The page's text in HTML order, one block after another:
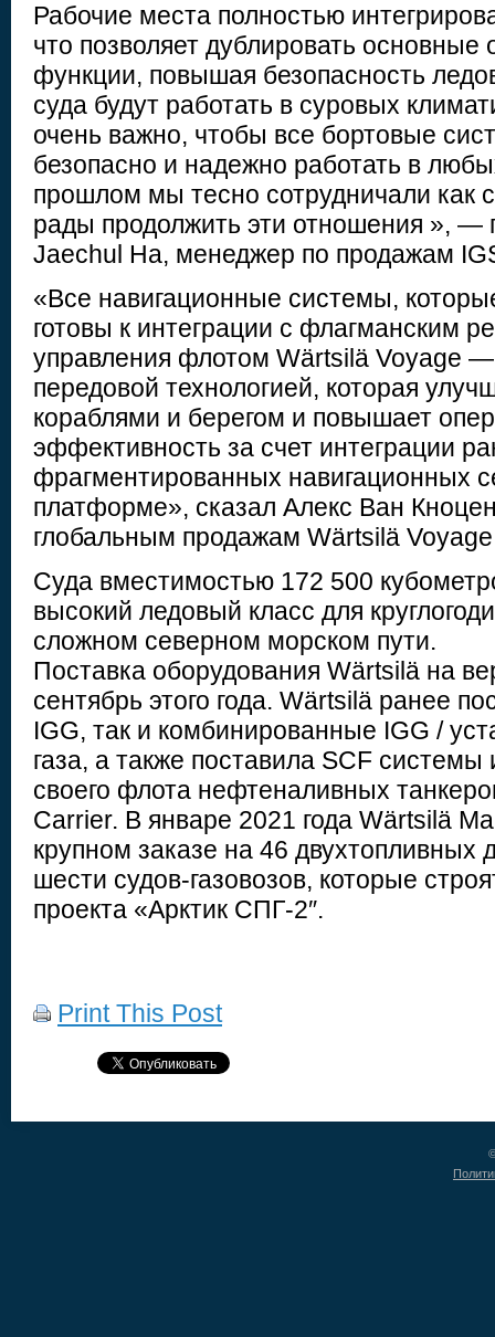
Рабочие места полностью
что позволяет дублировать
функции, повышая безопасность
суда будут работать в суровых
очень важно, чтобы все бортовые
безопасно и надежно работать в
прошлом мы тесно сотрудничали как
рады продолжить эти отношения », —
Jaechul Ha, менеджер по продажам
«Все навигационные системы,
готовы к интеграции с флагманским
управления флотом Wärtsilä Voyage
передовой технологией, которая
кораблями и берегом и повышает
эффективность за счет интеграции
фрагментированных навигационных
платформе», сказал Алекс Ван
глобальным продажам Wärtsilä
Суда вместимостью 172 500
высокий ледовый класс для
сложном северном морском пути.
Поставка оборудования Wärtsilä на
сентябрь этого года. Wärtsilä ранее
IGG, так и комбинированные IGG /
газа, а также поставила SCF системы
своего флота нефтеналивных
Carrier. В январе 2021 года Wärtsilä
крупном заказе на 46 двухтопливных
шести судов-газовозов, которые
проекта «Арктик СПГ-2″.
Print This Post